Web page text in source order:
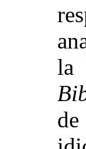
la